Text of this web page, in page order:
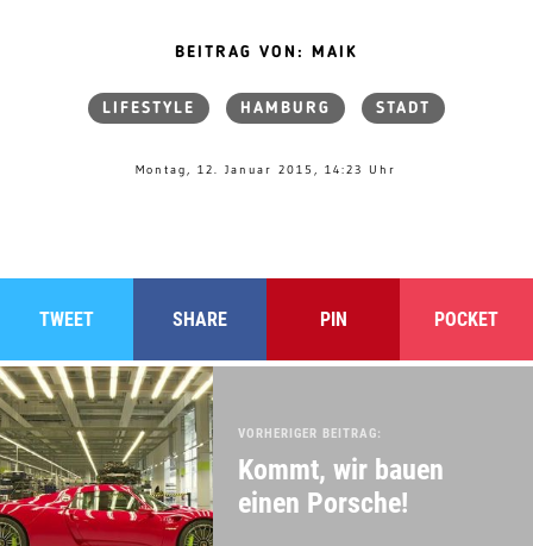
BEITRAG VON: MAIK
LIFESTYLE HAMBURG STADT
Montag, 12. Januar 2015, 14:23 Uhr
TWEET SHARE PIN POCKET
VORHERIGER BEITRAG:
Kommt, wir bauen
einen Porsche!